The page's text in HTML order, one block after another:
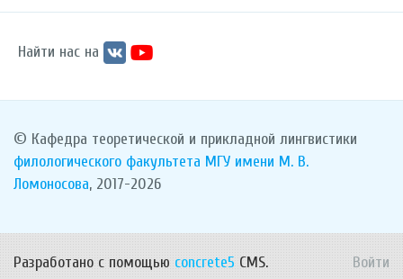
Найти нас на
© Кафедра теоретической и прикладной лингвистики
филологического факультета МГУ имени М. В.
Ломоносова, 2017-2026
Разработано с помощью concrete5 CMS. Войти